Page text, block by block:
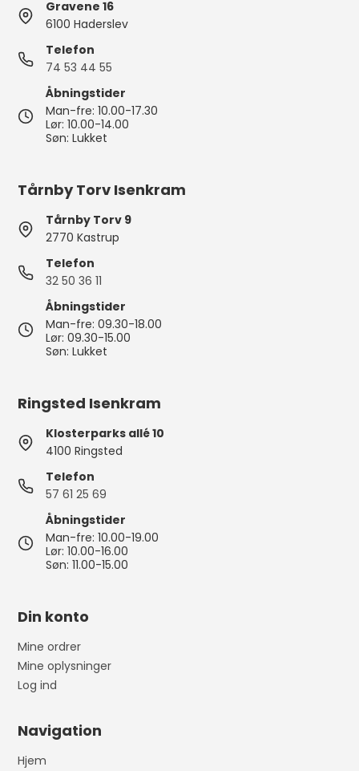
Gravene 16
6100 Haderslev
Telefon
74 53 44 55
Åbningstider
Man-fre: 10.00-17.30
Lør: 10.00-14.00
Søn: Lukket
Tårnby Torv Isenkram
Tårnby Torv 9
2770 Kastrup
Telefon
32 50 36 11
Åbningstider
Man-fre: 09.30-18.00
Lør: 09.30-15.00
Søn: Lukket
Ringsted Isenkram
Klosterparks allé 10
4100 Ringsted
Telefon
57 61 25 69
Åbningstider
Man-fre: 10.00-19.00
Lør: 10.00-16.00
Søn: 11.00-15.00
Din konto
Mine ordrer
Mine oplysninger
Log ind
Navigation
Hjem